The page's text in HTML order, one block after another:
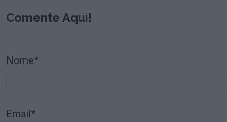
Comente Aqui!
Nome*
Email*